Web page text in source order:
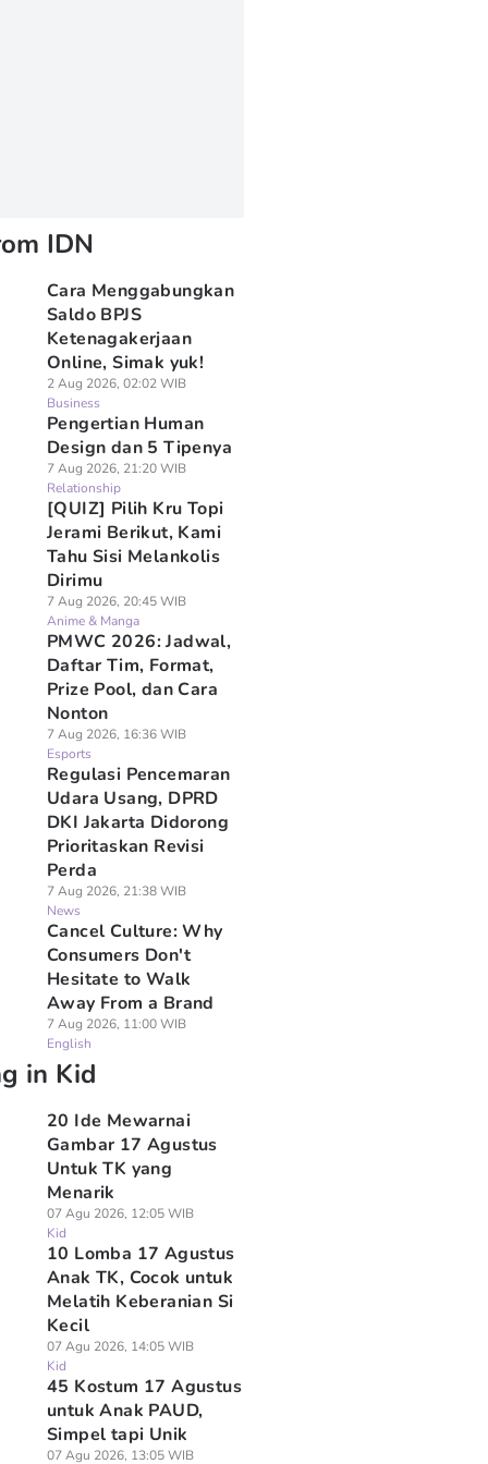
IDN
Cara Menggabungkan
Saldo BPJS
Ketenagakerjaan
Online, Simak yuk!
2 Aug 2026, 02:02 WIB
Business
Pengertian Human
Design dan 5 Tipenya
7 Aug 2026, 21:20 WIB
Relationship
[QUIZ] Pilih Kru Topi
Jerami Berikut, Kami
Tahu Sisi Melankolis
Dirimu
7 Aug 2026, 20:45 WIB
Anime & Manga
PMWC 2026: Jadwal,
Daftar Tim, Format,
Prize Pool, dan Cara
Nonton
7 Aug 2026, 16:36 WIB
Esports
Regulasi Pencemaran
Udara Usang, DPRD
DKI Jakarta Didorong
Prioritaskan Revisi
Perda
7 Aug 2026, 21:38 WIB
News
Cancel Culture: Why
Consumers Don't
Hesitate to Walk
Away From a Brand
7 Aug 2026, 11:00 WIB
English
in Kid
20 Ide Mewarnai
Gambar 17 Agustus
Untuk TK yang
Menarik
07 Agu 2026, 12:05 WIB
Kid
10 Lomba 17 Agustus
Anak TK, Cocok untuk
Melatih Keberanian Si
Kecil
07 Agu 2026, 14:05 WIB
Kid
45 Kostum 17 Agustus
untuk Anak PAUD,
Simpel tapi Unik
07 Agu 2026, 13:05 WIB